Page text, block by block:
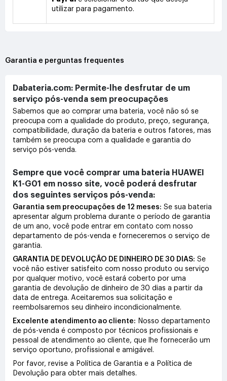
utilizar para pagamento.
Garantia e perguntas frequentes
Dabateria.com: Permite-lhe desfrutar de um
serviço pós-venda sem preocupações
Sabemos que ao comprar uma bateria, você não só se
preocupa com a qualidade do produto, preço, segurança,
compatibilidade, duração da bateria e outros fatores, mas
também se preocupa com a qualidade e garantia do
serviço pós-venda.
Sempre que você comprar uma bateria HUAWEI
K1-G01 em nosso site, você poderá desfrutar
dos seguintes serviços pós-venda:
Garantia sem preocupações de 12 meses: Se sua bateria
apresentar algum problema durante o período de garantia
de um ano, você pode entrar em contato com nosso
departamento de pós-venda e forneceremos o serviço de
garantia.
GARANTIA DE DEVOLUÇÃO DE DINHEIRO DE 30 DIAS: Se
você não estiver satisfeito com nosso produto ou serviço
por qualquer motivo, você estará coberto por uma
garantia de devolução de dinheiro de 30 dias a partir da
data de entrega. Aceitaremos sua solicitação e
reembolsaremos seu dinheiro incondicionalmente.
Excelente atendimento ao cliente: Nosso departamento
de pós-venda é composto por técnicos profissionais e
pessoal de atendimento ao cliente, que lhe fornecerão um
serviço oportuno, profissional e amigável.
Por favor, revise a Política de Garantia e a Política de
Devolução para obter mais detalhes.